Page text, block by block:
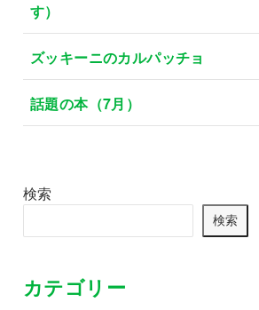
す）
ズッキーニのカルパッチョ
話題の本（7月）
検索
検索
カテゴリー